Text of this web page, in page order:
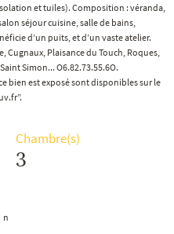
et tuiles). Composition : véranda,
séjour cuisine, salle de bains,
d’un puits, et d’un vaste atelier.
Cugnaux, Plaisance du Touch, Roques,
Simon... O6.82.73.55.6O.
bien est exposé sont disponibles sur le
Chambre(s)
3